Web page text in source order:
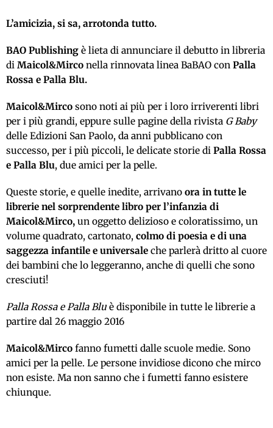
L’amicizia, si sa, arrotonda tutto.
BAO Publishing è lieta di annunciare il debutto in libreria
di Maicol&Mirco nella rinnovata linea BaBAO con Palla
Rossa e Palla Blu.
Maicol&Mirco sono noti ai più per i loro irriverenti libri
per i più grandi, eppure sulle pagine della rivista G Baby
delle Edizioni San Paolo, da anni pubblicano con
successo, per i più piccoli, le delicate storie di Palla Rossa
e Palla Blu, due amici per la pelle.
Queste storie, e quelle inedite, arrivano ora in tutte le
librerie nel sorprendente libro per l’infanzia di
Maicol&Mirco, un oggetto delizioso e coloratissimo, un
volume quadrato, cartonato, colmo di poesia e di una
saggezza infantile e universale che parlerà dritto al cuore
dei bambini che lo leggeranno, anche di quelli che sono
cresciuti!
Palla Rossa e Palla Bluè disponibile in tutte le librerie a
partire dal 26 maggio 2016
Maicol&Mirco fanno fumetti dalle scuole medie. Sono
amici per la pelle. Le persone invidiose dicono che mirco
non esiste. Ma non sanno che i fumetti fanno esistere
chiunque.